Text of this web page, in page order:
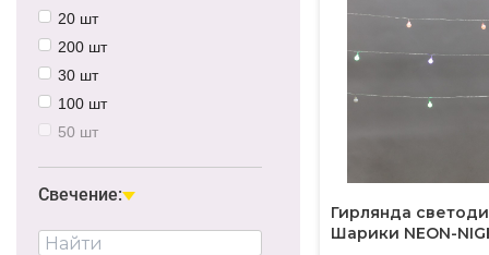
20 шт
200 шт
30 шт
100 шт
50 шт
10 шт
300 шт
Свечение:
Гирлянда
Шарики NEON-